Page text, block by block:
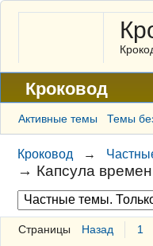
Кроковод
Форум
Архив
ГАЛЕРЕЯ
Правила
Поиск
Активные темы Темы
Кроковод →
→ Капсула
Страницы Назад 1